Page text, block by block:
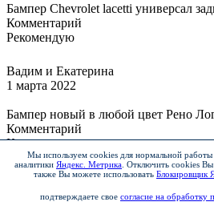
Бампер Chevrolet lacetti универсал
Комментарий
Рекомендую
Вадим и Екатерина
1 марта 2022
Бампер новый в любой цвет Рено
Комментарий
Качество на высоте.
Эльмин Гасымзаде
Мы используем cookies для нормальной работы
аналитики Яндекс. Метрика Отключить cookies Вы
также Вы можете использовать Блокировщик
подтверждаете свое согласие на обработку